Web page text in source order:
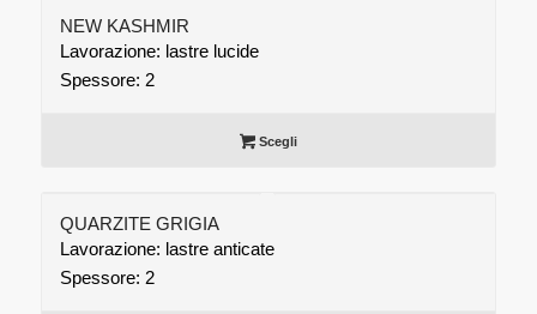
NEW KASHMIR
Lavorazione: lastre lucide
Spessore: 2
Scegli
QUARZITE GRIGIA
Lavorazione: lastre anticate
Spessore: 2